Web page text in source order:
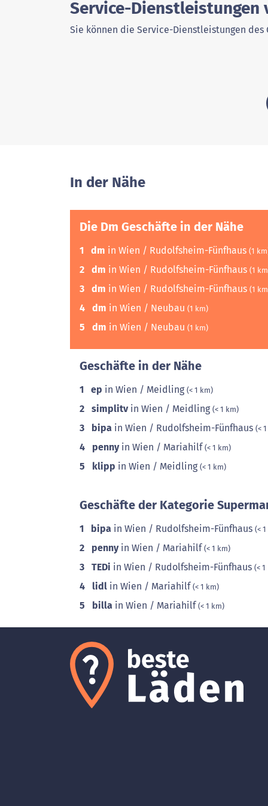
Service-Dienstleistungen
Sie können die Service-Dienstleistungen des
In der Nähe
Die Dm Geschäfte in der Nähe
1 dm in Wien / Rudolfsheim-Fünfhaus (1
2 dm in Wien / Rudolfsheim-Fünfhaus (1
3 dm in Wien / Rudolfsheim-Fünfhaus (1
4 dm in Wien / Neubau (1 km)
5 dm in Wien / Neubau (1 km)
Geschäfte in der Nähe
1 ep in Wien / Meidling (< 1 km)
2 simplitvin Wien / Meidling (< 1 km)
3 bipa in Wien / Rudolfsheim-Fünfhaus (<
4 pennyin Wien / Mariahilf(< 1 km)
5 klipp in Wien / Meidling (< 1 km)
Geschäfte der Kategorie
1 bipa in Wien / Rudolfsheim-Fünfhaus (<
2 pennyin Wien / Mariahilf(< 1 km)
3 TEDi in Wien / Rudolfsheim-Fünfhaus (<
4 lidl in Wien / Mariahilf(< 1 km)
5 billa in Wien / Mariahilf(< 1 km)